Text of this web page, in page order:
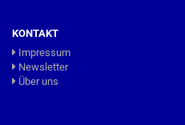
KONTAKT
Impressum
Newsletter
Über uns